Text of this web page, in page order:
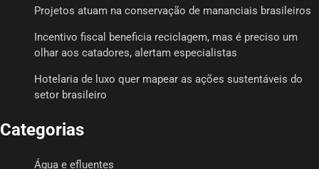
Projetos atuam na conservação de mananciais brasileiros
Incentivo fiscal beneficia reciclagem, mas é preciso um
olhar aos catadores, alertam especialistas
Hotelaria de luxo quer mapear as ações sustentáveis do
setor brasileiro
Categorias
Água e efluentes